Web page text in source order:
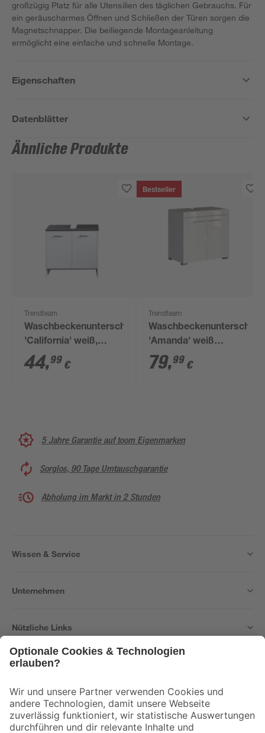
großzügig Platz für alle Utensilien des täglichen Gebrauchs. Für
ein geräuscharmes Öffnen und Schließen der Türen sorgen die
Magnetschnapper. Die beiliegende Montageanleitung
ermöglicht eine einfache und schnelle Montage.
Eigenschaften
Datenblätter
Ähnliche Produkte
Trendteam
Waschbeckenunterschrank
'California' weiß,
silbern 60 x 55 x 28
cm
44,99 €
Bestseller
Trendteam
'Amanda' weiß
glänzend 60 x 56 x 34
cm
79,99 €
5 Jahre Garantie auf toom Eigenmarken
Sorglos, 90 Tage Umtauschgarantie
Abholung im Markt in 2 Stunden
Wissen & Service
Unternehmen
Nützliche Links
Der toom Newsletter: Keine Angebote und Aktionen mehr verpassen!
Zur Newsletter Anmeldung